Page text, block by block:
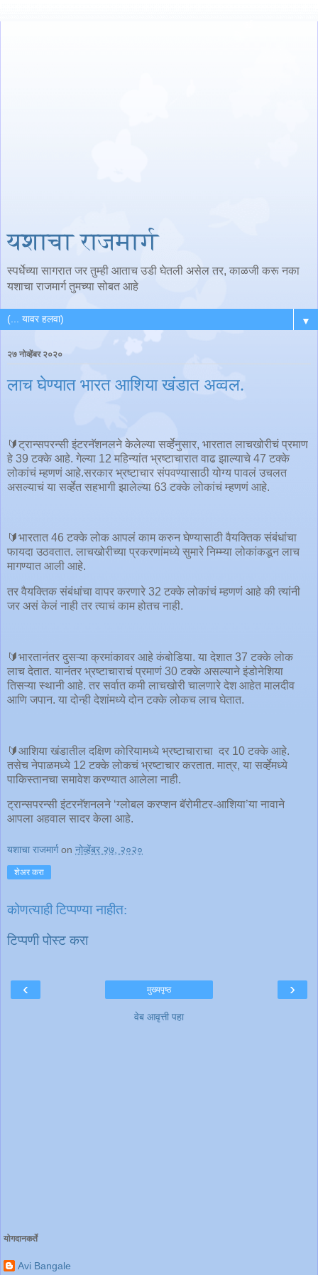
यशाचा राजमार्ग
स्पर्धेच्या सागरात जर तुम्ही आताच उडी घेतली असेल तर, काळजी करू नका
यशाचा राजमार्ग तुमच्या सोबत आहे
▼
२७ नोव्हेंबर २०२०
लाच घेण्यात भारत आशिया खंडात अव्वल.
🔰ट्रान्सपरन्सी इंटरनॅशनलने केलेल्या सर्व्हेनुसार, भारतात लाचखोरीचं प्रमाण
हे 39 टक्के आहे. गेल्या 12 महिन्यांत भ्रष्टाचारात वाढ झाल्याचे 47 टक्के
लोकांचं म्हणणं आहे.सरकार भ्रष्टाचार संपवण्यासाठी योग्य पावलं उचलत
असल्याचं या सर्व्हेत सहभागी झालेल्या 63 टक्के लोकांचं म्हणणं आहे.
🔰भारतात 46 टक्के लोक आपलं काम करुन घेण्यासाठी वैयक्तिक संबंधांचा
फायदा उठवतात. लाचखोरीच्या प्रकरणांमध्ये सुमारे निम्म्या लोकांकडून लाच
मागण्यात आली आहे.
तर वैयक्तिक संबंधांचा वापर करणारे 32 टक्के लोकांचं म्हणणं आहे की त्यांनी
जर असं केलं नाही तर त्याचं काम होतच नाही.
🔰भारतानंतर दुसऱ्या क्रमांकावर आहे कंबोडिया. या देशात 37 टक्के लोक
लाच देतात. यानंतर भ्रष्टाचाराचं प्रमाणं 30 टक्के असल्याने इंडोनेशिया
तिसऱ्या स्थानी आहे. तर सर्वात कमी लाचखोरी चालणारे देश आहेत मालदीव
आणि जपान. या दोन्ही देशांमध्ये दोन टक्के लोकच लाच घेतात.
🔰आशिया खंडातील दक्षिण कोरियामध्ये भ्रष्टाचाराचा दर 10 टक्के आहे.
तसेच नेपाळमध्ये 12 टक्के लोकचं भ्रष्टाचार करतात. मात्र, या सर्व्हेमध्ये
पाकिस्तानचा समावेश करण्यात आलेला नाही.
ट्रान्सपरन्सी इंटरनॅशनलने ‘ग्लोबल करप्शन बॅरोमीटर-आशिया’या नावाने
आपला अहवाल सादर केला आहे.
यशाचा राजमार्ग on नोव्हेंबर २७, २०२०
शेअर करा
कोणत्याही टिप्पण्‍या नाहीत:
टिप्पणी पोस्ट करा
‹ ›
मुख्यपृष्ठ
वेब आवृत्ती पहा
योगदानकर्ते
Avi Bangale